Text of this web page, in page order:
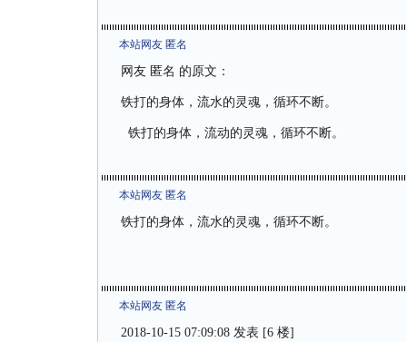
本站网友 匿名
网友 匿名 的原文：
铁打的身体，流水的灵魂，循环不断。
铁打的身体，流动的灵魂，循环不断。
本站网友 匿名
铁打的身体，流水的灵魂，循环不断。
本站网友 匿名
2018-10-15 07:09:08 发表 [6 楼]